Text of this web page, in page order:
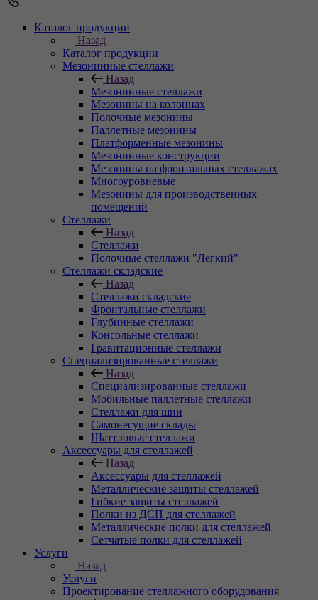
Каталог продукции
Назад
Каталог продукции
Мезонинные стеллажи
Назад
Мезонинные стеллажи
Мезонины на колоннах
Полочные мезонины
Паллетные мезонины
Платформенные мезонины
Мезонинные конструкции
Мезонины на фронтальных стеллажах
Многоуровневые
Мезонины для производственных
помещений
Стеллажи
Назад
Стеллажи
Полочные стеллажи "Легкий"
Стеллажи складские
Назад
Стеллажи складские
Фронтальные стеллажи
Глубинные стеллажи
Консольные стеллажи
Гравитационные стеллажи
Специализированные стеллажи
Назад
Специализированные стеллажи
Мобильные паллетные стеллажи
Стеллажи для шин
Самонесущие склады
Шаттловые стеллажи
Аксессуары для стеллажей
Назад
Аксессуары для стеллажей
Металлические защиты стеллажей
Гибкие защиты стеллажей
Полки из ДСП для стеллажей
Металлические полки для стеллажей
Сетчатые полки для стеллажей
Услуги
Назад
Услуги
Проектирование стеллажного оборудования